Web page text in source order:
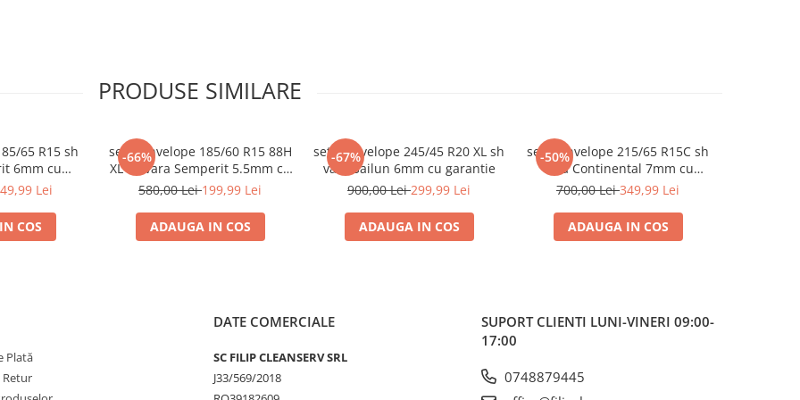
și se oferă doar pentru
PRODUSE SIMILARE
65 R15 sh
6mm cu
Lei
COS
-66%
set 2 anvelope 185/60 R15 88H
XL sh vara Semperit 5.5mm cu
garantie
580,00 Lei199,99 Lei
ADAUGA IN COS
-67%
set 2 anvelope 245/45 R20 XL sh
vara Sailun 6mm cu garantie
900,00 Lei299,99 Lei
ADAUGA IN COS
-50%
set 2 anvelope 215/65 R15C sh
vara Continental 7mm cu
garantie
700,00 Lei349,99 Lei
ADAUGA IN COS
Plată
Retur
DATE COMERCIALE
SC FILIP CLEANSERV SRL
J33/569/2018
SUPORT CLIENTI LUNI-VINERI 09:00-
17:00
0748879445